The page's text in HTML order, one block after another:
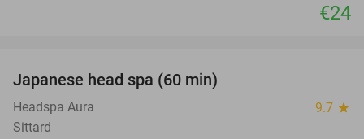
€24
Japanese head spa (60 min)
Headspa Aura 9.7 star
Sittard